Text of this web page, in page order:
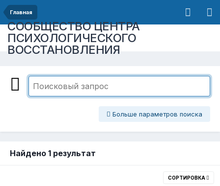
Главная
СООБЩЕСТВО ЦЕНТРА
ПСИХОЛОГИЧЕСКОГО
ВОССТАНОВЛЕНИЯ
Больше параметров поиска
Найдено 1 результат
СОРТИРОВКА